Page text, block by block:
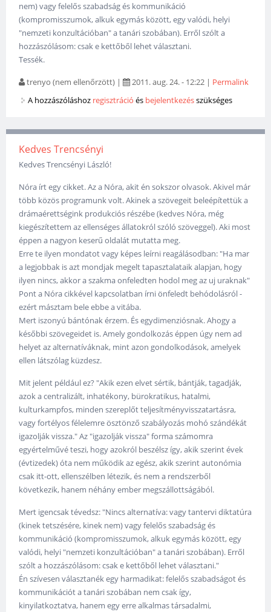
nem) vagy felelős szabadság és kommunikáció
(kompromisszumok, alkuk egymás között, egy valódi, helyi
"nemzeti konzultációban" a tanári szobában). Erről szólt a
hozzászólásom: csak e kettőből lehet választani.
Tessék.
trenyo (nem ellenőrzött) | 2011. aug. 24. - 12:22 | Permalink
A hozzászóláshoz regisztráció és bejelentkezésszükséges
Kedves Trencsényi
Kedves Trencsényi László!
Nóra írt egy cikket. Az a Nóra, akit én sokszor olvasok. Akivel már
több közös programunk volt. Akinek a szövegeit beleépítettük a
drámaérettségink produkciós részébe (kedves Nóra, még
kiegészítettem az ellenséges állatokról szóló szöveggel). Aki most
éppen a nagyon keserű oldalát mutatta meg.
Erre te ilyen mondatot vagy képes leírni reagálásodban: "Ha mar
a legjobbak is azt mondjak megelt tapasztalataik alapjan, hogy
ilyen nincs, akkor a szakma onfeledten hodol meg az uj uraknak"
Pont a Nóra cikkével kapcsolatban írni önfeledt behódolásról -
ezért másztam bele ebbe a vitába.
Mert iszonyú bántónak érzem. És egydimenziósnak. Ahogy a
későbbi szövegeidet is. Amely gondolkozás éppen úgy nem ad
helyet az alternatíváknak, mint azon gondolkodások, amelyek
ellen látszólag küzdesz.
Mit jelent például ez? "Akik ezen elvet sértik, bántják, tagadják,
azok a centralizált, inhatékony, bürokratikus, hatalmi,
kulturkampfos, minden szereplőt teljesítményvisszatartásra,
vagy fortélyos félelemre ösztönző szabályozás mohó szándékát
igazolják vissza." Az "igazolják vissza" forma számomra
egyértelművé teszi, hogy azokról beszélsz így, akik szerint évek
(évtizedek) óta nem működik az egész, akik szerint autonómia
csak itt-ott, ellenszélben létezik, és nem a rendszerből
következik, hanem néhány ember megszállottságából.
Mert igencsak tévedsz: "Nincs alternatíva: vagy tantervi diktatúra
(kinek tetszésére, kinek nem) vagy felelős szabadság és
kommunikáció (kompromisszumok, alkuk egymás között, egy
valódi, helyi "nemzeti konzultációban" a tanári szobában). Erről
szólt a hozzászólásom: csak e kettőből lehet választani."
Én szívesen választanék egy harmadikat: felelős szabadságot és
kommunikációt a tanári szobában nem csak így,
kinyilatkoztatva, hanem egy erre alkalmas társadalmi,